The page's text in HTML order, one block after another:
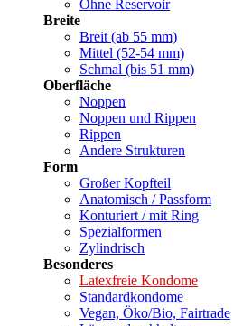
Ohne Reservoir
Breite
Breit (ab 55 mm)
Mittel (52-54 mm)
Schmal (bis 51 mm)
Oberfläche
Noppen
Noppen und Rippen
Rippen
Andere Strukturen
Form
Großer Kopfteil
Anatomisch / Passform
Konturiert / mit Ring
Spezialformen
Zylindrisch
Besonderes
Latexfreie Kondome
Standardkondome
Vegan, Öko/Bio, Fairtrade